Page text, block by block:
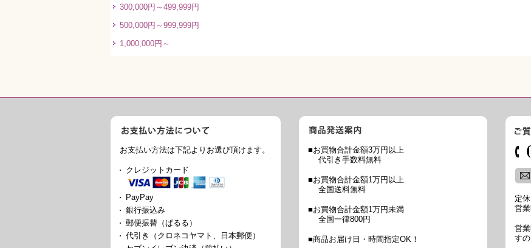
300,000円～499,999円
500,000円～999,999円
1,000,000円～
お支払い方法は下記よりお選び頂けます。
クレジットカード
PayPay
銀行振込み
郵便振替（ぱるる）
代引き（クロネコヤマト、日本郵便）
■お買物合計金額3万円以上
代引き手数料無料
■お買物合計金額1万円以上
全国送料無料
■お買物合計金額1万円未満
全国一律800円
■商品お届け日・時間指定OK！
定
営
営
す